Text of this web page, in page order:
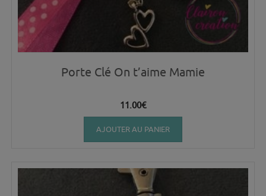
Porte Clé On t’aime Mamie
11.00€
AJOUTER AU PANIER